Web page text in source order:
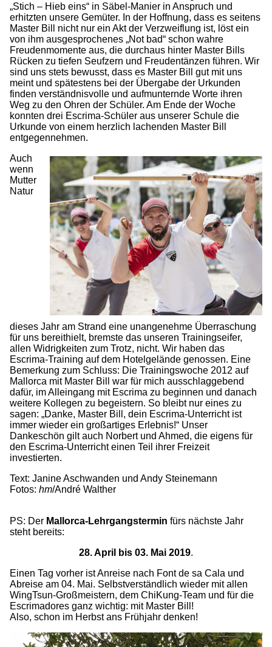
„Stich – Hieb eins“ in Säbel-Manier in Anspruch und
erhitzten unsere Gemüter. In der Hoffnung, dass es seitens
Master Bill nicht nur ein Akt der Verzweiflung ist, löst ein
von ihm ausgesprochenes „Not bad“ schon wahre
Freudenmomente aus, die durchaus hinter Master Bills
Rücken zu tiefen Seufzern und Freudentänzen führen. Wir
sind uns stets bewusst, dass es Master Bill gut mit uns
meint und spätestens bei der Übergabe der Urkunden
finden verständnisvolle und aufmunternde Worte ihren
Weg zu den Ohren der Schüler. Am Ende der Woche
konnten drei Escrima-Schüler aus unserer Schule die
Urkunde von einem herzlich lachenden Master Bill
entgegennehmen.
Auch
wenn
Mutter
Natur
dieses Jahr am Strand eine unangenehme Überraschung
für uns bereithielt, bremste das unseren Trainingseifer,
allen Widrigkeiten zum Trotz, nicht. Wir haben das
Escrima-Training auf dem Hotelgelände genossen. Eine
Bemerkung zum Schluss: Die Trainingswoche 2012 auf
Mallorca mit Master Bill war für mich ausschlaggebend
dafür, im Alleingang mit Escrima zu beginnen und danach
weitere Kollegen zu begeistern. So bleibt nur eines zu
sagen: „Danke, Master Bill, dein Escrima-Unterricht ist
immer wieder ein großartiges Erlebnis!“ Unser
Dankeschön gilt auch Norbert und Ahmed, die eigens für
den Escrima-Unterricht einen Teil ihrer Freizeit
investierten.
Text: Janine Aschwanden und Andy Steinemann
Fotos: hm/André Walther
PS: Der Mallorca-Lehrgangstermin fürs nächste Jahr
steht bereits:
28. April bis 03. Mai 2019.
Einen Tag vorher ist Anreise nach Font de sa Cala und
Abreise am 04. Mai. Selbstverständlich wieder mit allen
WingTsun-Großmeistern, dem ChiKung-Team und für die
Escrimadores ganz wichtig: mit Master Bill!
Also, schon im Herbst ans Frühjahr denken!